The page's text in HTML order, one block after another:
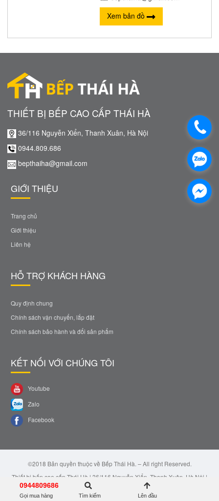
Xem bản đồ
THIẾT BỊ BẾP CAO CẤP THÁI HÀ
36/116 Nguyễn Xiển, Thanh Xuân, Hà Nội
0944.809.686
bepthaiha@gmail.com
GIỚI THIỆU
Trang chủ
Giới thiệu
Liên hệ
HỖ TRỢ KHÁCH HÀNG
Quy định chung
Chính sách vận chuyển, lắp đặt
Chính sách bảo hành và đổi sản phẩm
KẾT NỐI VỚI CHÚNG TÔI
Youtube
Zalo
Facebook
©2018 Bản quyền thuộc về Bếp Thái Hà. – All right Reserved.
Thiết bị bếp cao cấp Thái Hà | 36/116 Nguyễn Xiển, Thanh Xuân, Hà Nội |
Email: bepthaiha@gmail.com | Hotline: 0944.809.686
0944809686
Gọi mua hàng Tìm kiếm Lên đầu